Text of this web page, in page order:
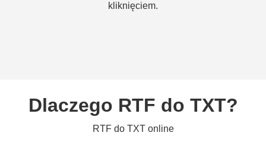
kliknięciem.
Dlaczego RTF do TXT?
RTF do TXT online